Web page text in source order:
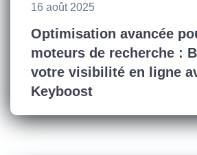
16 août 2025
Optimisation avancée
moteurs de recherche :
votre visibilité en ligne
Keyboost